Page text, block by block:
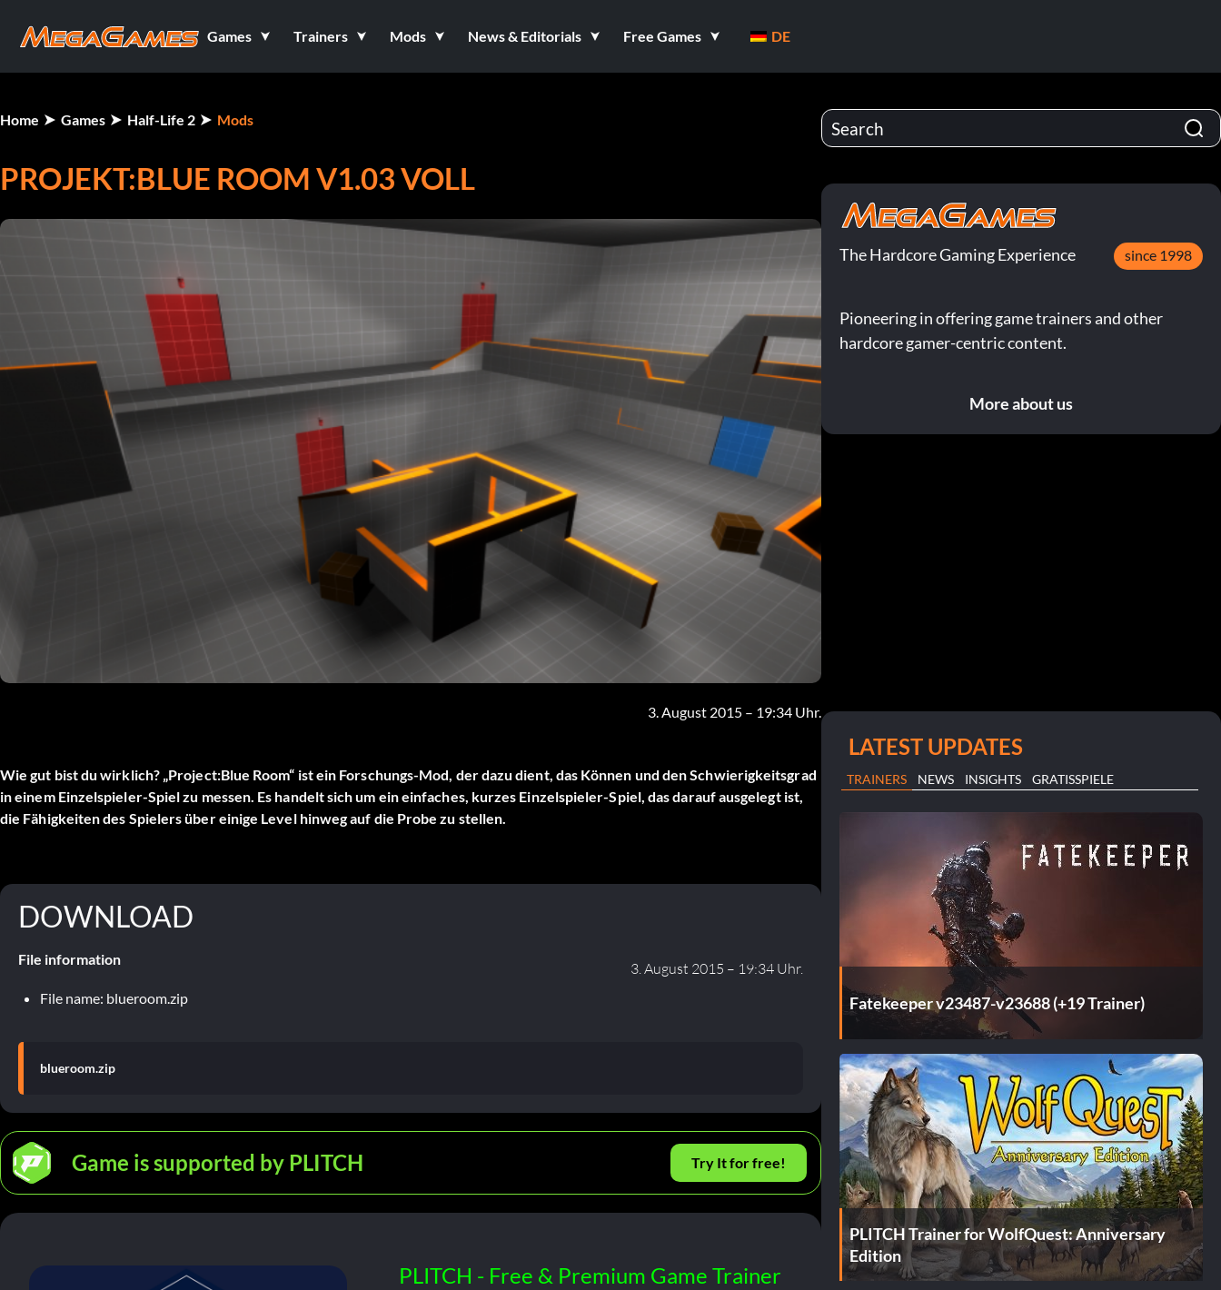
Games Trainers Mods News & Editorials Free Games DE
Home Games Half-Life 2 Mods
PROJEKT:BLUE ROOM V1.03 VOLL
3. August 2015 – 19:34 Uhr.
Wie gut bist du wirklich? „Project:Blue Room“ ist ein Forschungs-Mod, der dazu dient, das Können und den Schwierigkeitsgrad
in einem Einzelspieler-Spiel zu messen. Es handelt sich um ein einfaches, kurzes Einzelspieler-Spiel, das darauf ausgelegt ist,
die Fähigkeiten des Spielers über einige Level hinweg auf die Probe zu stellen.
DOWNLOAD
File information
3. August 2015 – 19:34 Uhr.
File name: blueroom.zip
blueroom.zip
Game is supported by PLITCH Try It for free!
PLITCH - Free & Premium Game Trainer
The Hardcore Gaming Experience since 1998
Pioneering in offering game trainers and other
hardcore gamer-centric content.
More about us
LATEST UPDATES
TRAINERS NEWS INSIGHTS GRATISSPIELE
Fatekeeper v23487-v23688 (+19 Trainer)
PLITCH Trainer for WolfQuest: Anniversary
Edition